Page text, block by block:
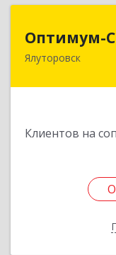
Оптимум-С
Ялуторовск
Клиентов на